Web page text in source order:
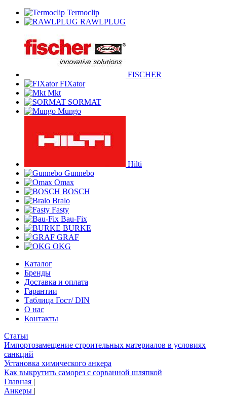
Termoclip
RAWLPLUG
FISCHER
FIXator
Mkt
SORMAT
Mungo
Hilti
Gunnebo
Omax
BOSCH
Bralo
Fasty
Bau-Fix
BURKE
GRAF
OKG
Каталог
Бренды
Доставка и оплата
Гарантии
Таблица Гост/ DIN
О нас
Контакты
Статьи
Импортозамещение строительных материалов в условиях
санкций
Установка химического анкера
Как выкрутить саморез с сорванной шляпкой
Главная |
Анкеры |